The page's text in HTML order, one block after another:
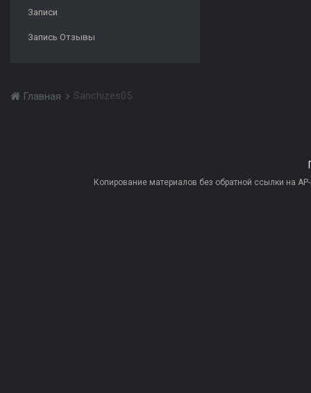
Записи
Запись Отзывы
Главная Sanchizes05
Копирование материалов без обратной ссылки на